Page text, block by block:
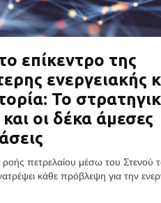
επίκεντρο της
ενεργειακής
Το
και οι δέκα άμεσες
πετρελαίου μέσω του Στενού
κάθε πρόβλεψη για την